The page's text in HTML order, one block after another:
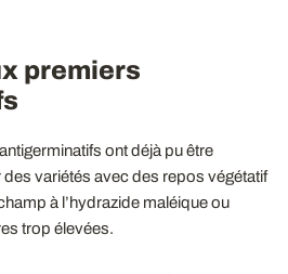
premiers
ont déjà pu être
variétés avec des repos végétatif
à l’hydrazide maléique ou
trop élevées.